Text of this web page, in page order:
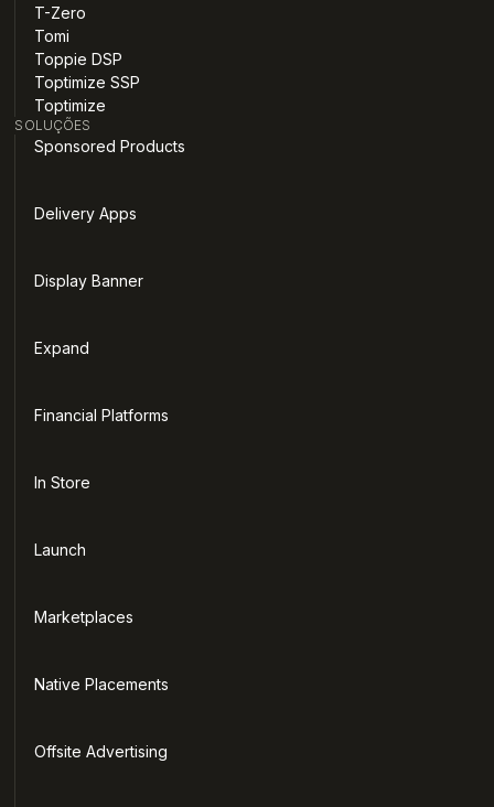
T-Zero
Tomi
Toppie DSP
Toptimize SSP
Toptimize
SOLUÇÕES
Sponsored Products
Delivery Apps
Display Banner
Expand
Financial Platforms
In Store
Launch
Marketplaces
Native Placements
Offsite Advertising